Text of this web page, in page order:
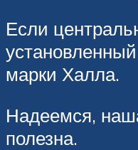
Если
марки Халла.
Надеемся,
полезна.